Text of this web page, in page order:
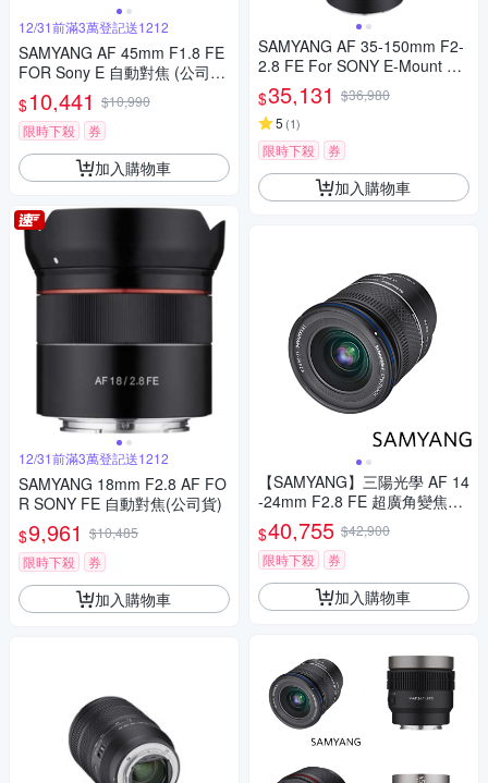
12/31前滿3萬登記送1212
SAMYANG AF 45mm F1.8 FE
FOR Sony E 自動對焦 (公司
貨)
$10,441 $10,990
限時下殺
券
加入購物車
12/31前滿3萬登記送1212
SAMYANG 18mm F2.8 AF FO
R SONY FE 自動對焦(公司貨)
$9,961 $10,485
限時下殺
券
加入購物車
SAMYANG AF 35-150mm F2-
2.8 FE For SONY E-Mount 自
動對焦鏡頭 公司貨
$35,131 $36,980
5 (1)
限時下殺 券
加入購物車
【SAMYANG】三陽光學 AF 14
-24mm F2.8 FE 超廣角變焦鏡
頭 公司貨
$40,755 $42,900
限時下殺
券
加入購物車